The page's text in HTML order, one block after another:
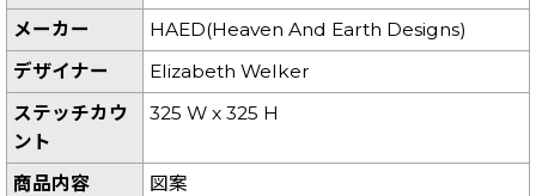
メーカー
HAED(Heaven And Earth Designs)
デザイナー
Elizabeth Welker
ステッチカウ
ント
325 W x 325 H
商品内容
図案